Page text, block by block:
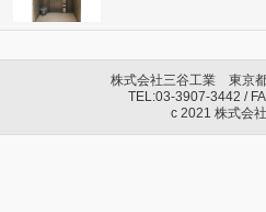
株式会社三谷工業 東京
TEL:03-3907-3442 /
c 2021 株式会